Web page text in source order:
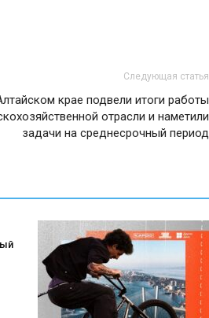
Следующая статья
крае подвели итоги работы
отрасли и наметили
задачи на среднесрочный период